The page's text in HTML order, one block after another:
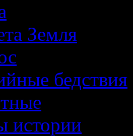
Земля
бедствия
истории